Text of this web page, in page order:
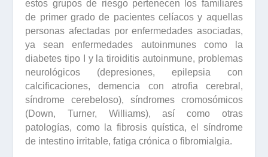
estos grupos de riesgo pertenecen los familiares
de primer grado de pacientes celíacos y aquellas
personas afectadas por enfermedades asociadas,
ya sean enfermedades autoinmunes como la
diabetes tipo I y la tiroiditis autoinmune, problemas
neurológicos (depresiones, epilepsia con
calcificaciones, demencia con atrofia cerebral,
síndrome cerebeloso), síndromes cromosómicos
(Down, Turner, Williams), así como otras
patologías, como la fibrosis quística, el síndrome
de intestino irritable, fatiga crónica o fibromialgia.